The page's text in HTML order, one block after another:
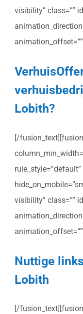
visibility” class=””
Lobith?
[/
rule_style=”default”
visibility” class=””
Nuttige
Lobith
[/